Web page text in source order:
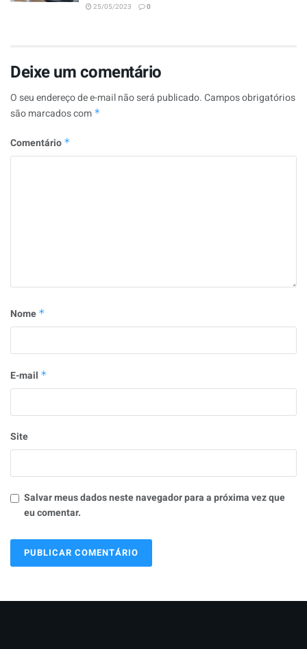
25/05/2023 0
Deixe um comentário
O seu endereço de e-mail não será publicado.Campos obrigatórios
são marcados com *
Comentário *
Nome *
E-mail *
Site
Salvar meus dados neste navegador para a próxima vez que
eu comentar.